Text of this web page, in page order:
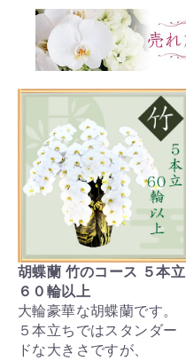
胡蝶蘭 竹のコース ５本立
６０輪以上
大輪豪華な胡蝶蘭です。
５本立ちではスタンダー
ドな大きさですが、